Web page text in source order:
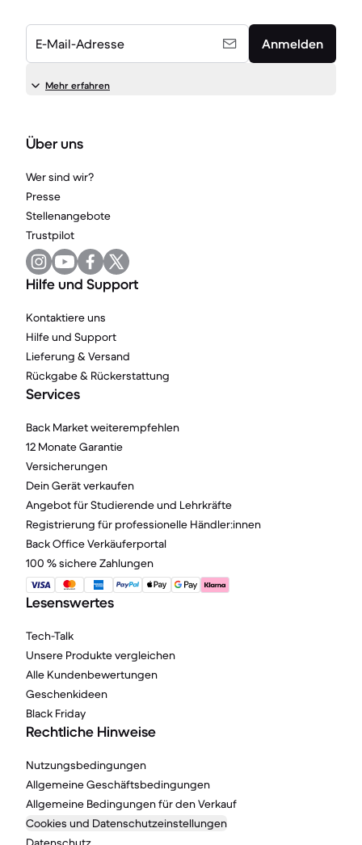
E-Mail-Adresse Anmelden
Mehr erfahren
Über uns
Wer sind wir?
Presse
Stellenangebote
Trustpilot
Hilfe und Support
Kontaktiere uns
Hilfe und Support
Lieferung & Versand
Rückgabe & Rückerstattung
Services
Back Market weiterempfehlen
12 Monate Garantie
Versicherungen
Dein Gerät verkaufen
Angebot für Studierende und Lehrkräfte
Registrierung für professionelle Händler:innen
Back Office Verkäuferportal
100 % sichere Zahlungen
Lesenswertes
Tech-Talk
Unsere Produkte vergleichen
Alle Kundenbewertungen
Geschenkideen
Black Friday
Rechtliche Hinweise
Nutzungsbedingungen
Allgemeine Geschäftsbedingungen
Allgemeine Bedingungen für den Verkauf
Cookies und Datenschutzeinstellungen